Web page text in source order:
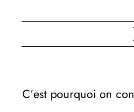
salons de coiffure Jean Louis
un coiffeur qui les conseille sur les
décorés dans un style moderne et
C’est pourquoi on